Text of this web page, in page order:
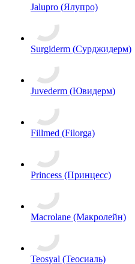
Jalupro (Ялупро)
Surgiderm (Сурджидерм)
Juvederm (Ювидерм)
Fillmed (Filorga)
Princess (Принцесс)
Macrolane (Макролейн)
Teosyal (Теосиаль)